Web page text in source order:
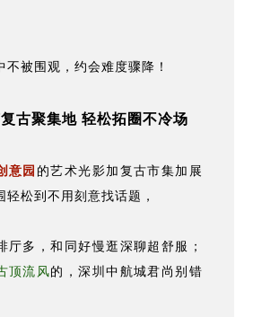
不被围观，约会难度骤降！
古聚集地 轻松拓圈不冷场
意园 的艺术光影加复古市集加展
轻松到不用刻意找话题，
厅多，和同好慢逛深聊超舒服；
顶流风的，深圳中航城君尚别错